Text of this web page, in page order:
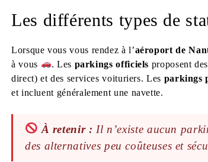
Les différents types de
Lorsque vous vous rendez à l’aéroport de
à vous
. Les parkings officiels proposent
direct) et des services voituriers. Les parkings
et incluent généralement une navette.
À retenir : Il n’existe aucun
des alternatives peu coûteuses et